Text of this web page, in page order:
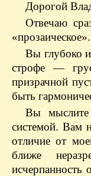
Дорогой
Отвечаю
«прозаическое».
Вы глубоко
строфе —
призрачной
быть
Вы
системой. Вам
отличие от
ближе
исчерпанность